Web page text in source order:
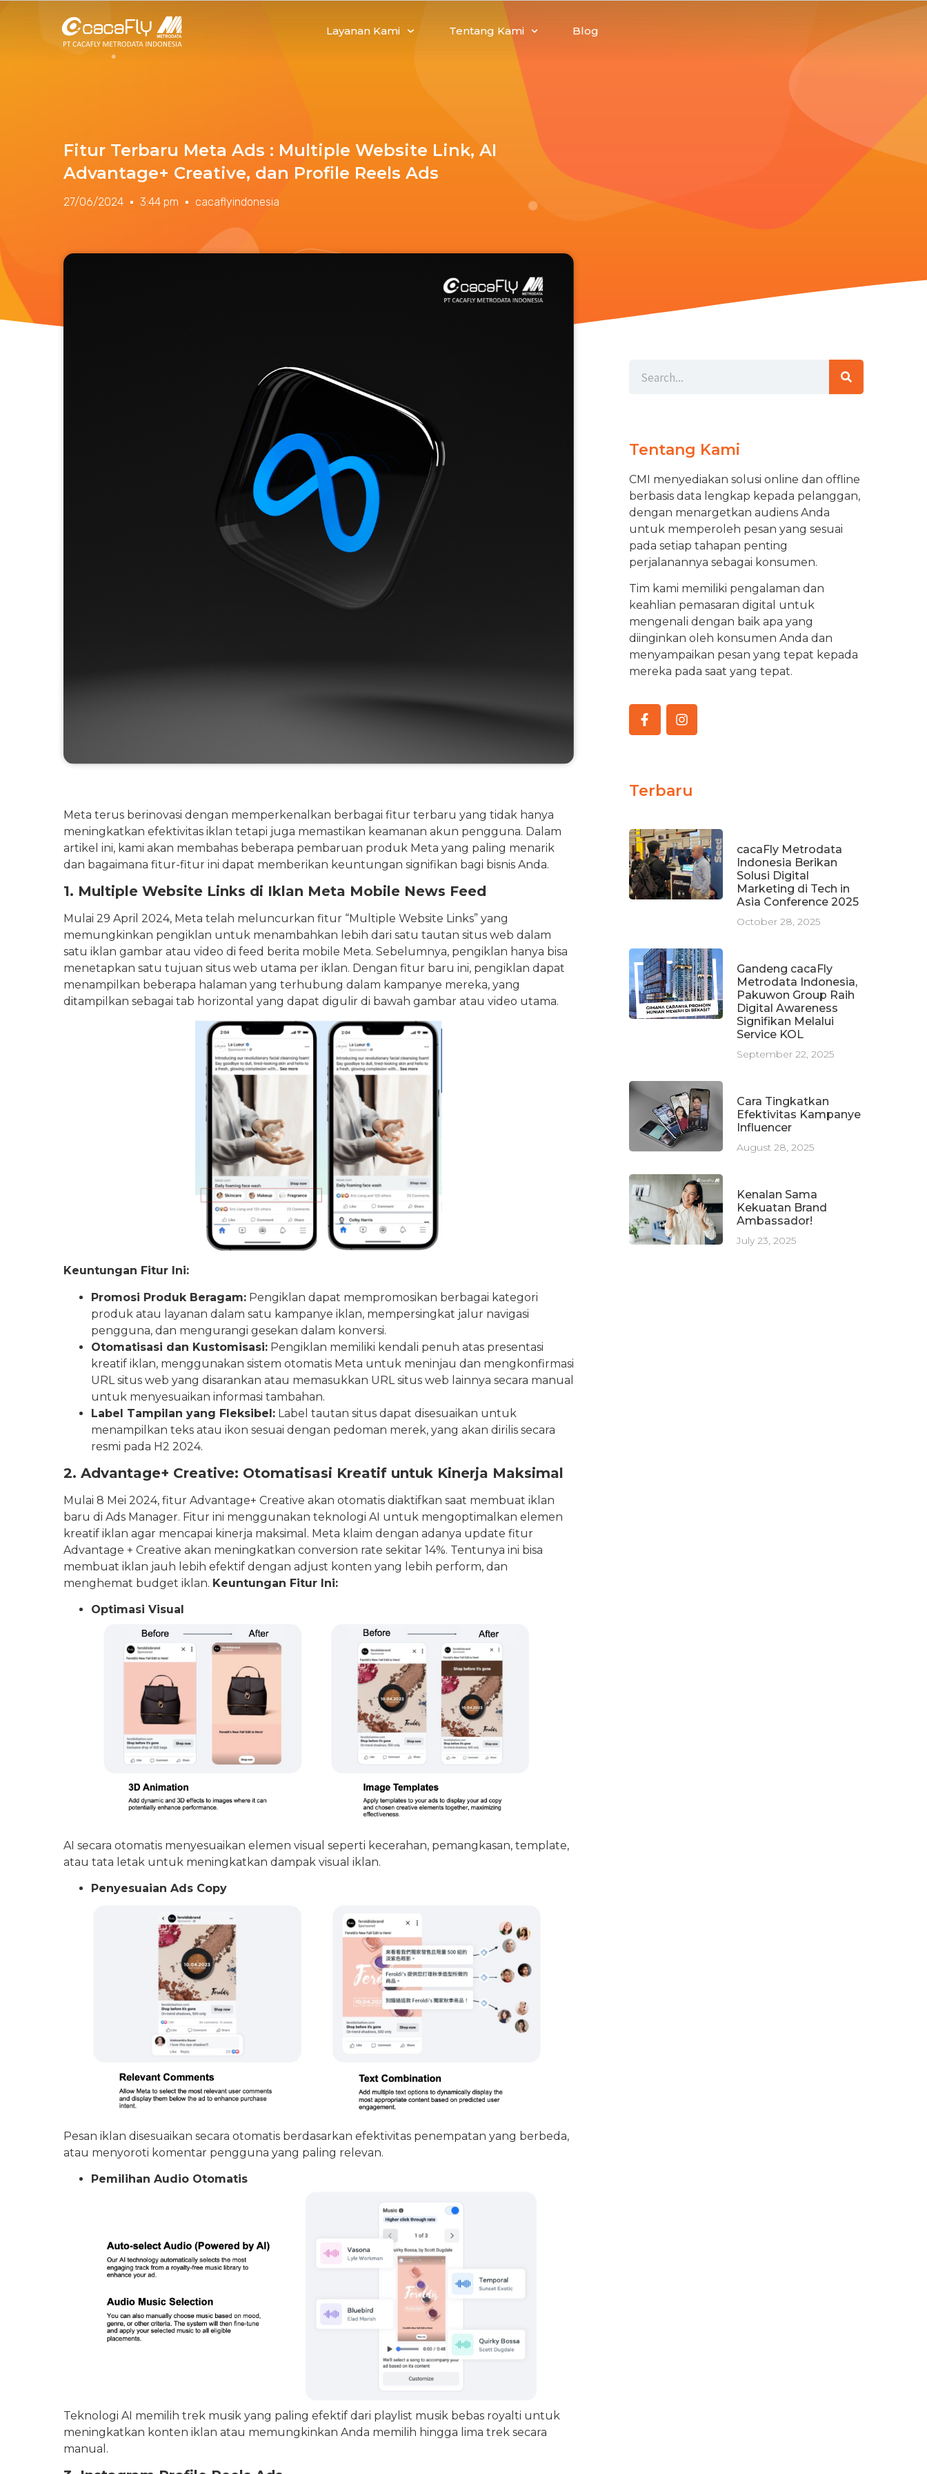
Layanan Kami Tentang Kami Blog
Fitur Terbaru Meta Ads : Multiple Website Link, AI
Advantage+ Creative, dan Profile Reels Ads
27/06/2024 3:44 pm cacaflyindonesia
Meta terus berinovasi dengan memperkenalkan berbagai fitur terbaru yang tidak hanya
meningkatkan efektivitas iklan tetapi juga memastikan keamanan akun pengguna. Dalam
artikel ini, kami akan membahas beberapa pembaruan produk Meta yang paling menarik
dan bagaimana fitur-fitur ini dapat memberikan keuntungan signifikan bagi bisnis Anda.
1. Multiple Website Links di Iklan Meta Mobile News Feed
Mulai 29 April 2024, Meta telah meluncurkan fitur “Multiple Website Links” yang
memungkinkan pengiklan untuk menambahkan lebih dari satu tautan situs web dalam
satu iklan gambar atau video di feed berita mobile Meta. Sebelumnya, pengiklan hanya bisa
menetapkan satu tujuan situs web utama per iklan. Dengan fitur baru ini, pengiklan dapat
menampilkan beberapa halaman yang terhubung dalam kampanye mereka, yang
ditampilkan sebagai tab horizontal yang dapat digulir di bawah gambar atau video utama.
Keuntungan Fitur Ini:
Promosi Produk Beragam: Pengiklan dapat mempromosikan berbagai kategori
produk atau layanan dalam satu kampanye iklan, mempersingkat jalur navigasi
pengguna, dan mengurangi gesekan dalam konversi.
Otomatisasi dan Kustomisasi: Pengiklan memiliki kendali penuh atas presentasi
kreatif iklan, menggunakan sistem otomatis Meta untuk meninjau dan mengkonfirmasi
URL situs web yang disarankan atau memasukkan URL situs web lainnya secara manual
untuk menyesuaikan informasi tambahan.
Label Tampilan yang Fleksibel: Label tautan situs dapat disesuaikan untuk
menampilkan teks atau ikon sesuai dengan pedoman merek, yang akan dirilis secara
resmi pada H2 2024.
2. Advantage+ Creative: Otomatisasi Kreatif untuk Kinerja Maksimal
Mulai 8 Mei 2024, fitur Advantage+ Creative akan otomatis diaktifkan saat membuat iklan
baru di Ads Manager. Fitur ini menggunakan teknologi AI untuk mengoptimalkan elemen
kreatif iklan agar mencapai kinerja maksimal. Meta klaim dengan adanya update fitur
Advantage + Creative akan meningkatkan conversion rate sekitar 14%. Tentunya ini bisa
membuat iklan jauh lebih efektif dengan adjust konten yang lebih perform, dan
menghemat budget iklan. Keuntungan Fitur Ini:
Optimasi Visual
AI secara otomatis menyesuaikan elemen visual seperti kecerahan, pemangkasan, template,
atau tata letak untuk meningkatkan dampak visual iklan.
Penyesuaian Ads Copy
Pesan iklan disesuaikan secara otomatis berdasarkan efektivitas penempatan yang berbeda,
atau menyoroti komentar pengguna yang paling relevan.
Pemilihan Audio Otomatis
Teknologi AI memilih trek musik yang paling efektif dari playlist musik bebas royalti untuk
meningkatkan konten iklan atau memungkinkan Anda memilih hingga lima trek secara
manual.
Tentang Kami
CMI menyediakan solusi online dan offline
berbasis data lengkap kepada pelanggan,
dengan menargetkan audiens Anda
untuk memperoleh pesan yang sesuai
pada setiap tahapan penting
perjalanannya sebagai konsumen.
Tim kami memiliki pengalaman dan
keahlian pemasaran digital untuk
mengenali dengan baik apa yang
diinginkan oleh konsumen Anda dan
menyampaikan pesan yang tepat kepada
mereka pada saat yang tepat.
Terbaru
cacaFly Metrodata
Indonesia Berikan
Solusi Digital
Marketing di Tech in
Asia Conference 2025
October 28, 2025
Gandeng cacaFly
Metrodata Indonesia,
Pakuwon Group Raih
Digital Awareness
Signifikan Melalui
Service KOL
September 22, 2025
Cara Tingkatkan
Efektivitas Kampanye
Influencer
August 28, 2025
Kenalan Sama
Kekuatan Brand
Ambassador!
July 23, 2025